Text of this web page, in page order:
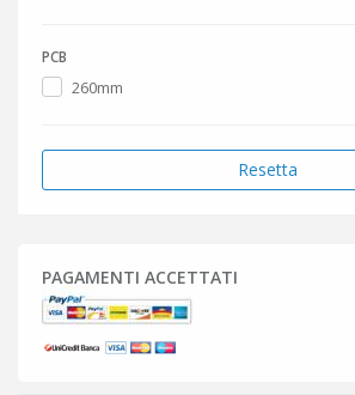
PCB
260mm
Resetta
PAGAMENTI ACCETTATI